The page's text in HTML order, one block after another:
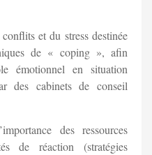
et du stress destinée
de « coping », afin
émotionnel en situation
des cabinets de conseil
des ressources
de réaction (stratégies